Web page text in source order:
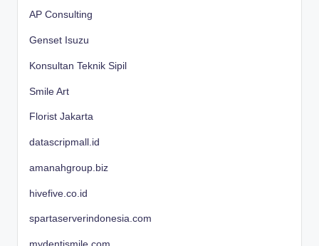
AP Consulting
Genset Isuzu
Konsultan Teknik Sipil
Smile Art
Florist Jakarta
datascripmall.id
amanahgroup.biz
hivefive.co.id
spartaserverindonesia.com